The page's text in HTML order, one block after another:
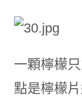
一顆檸檬
點是檸檬